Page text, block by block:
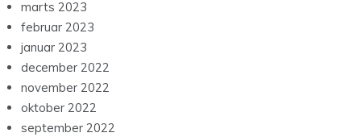
marts 2023
februar 2023
januar 2023
december 2022
november 2022
oktober 2022
september 2022